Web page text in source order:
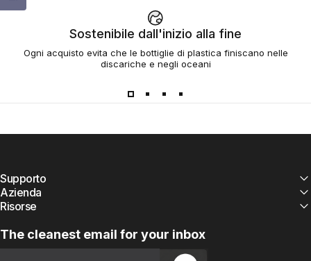
Sostenibile dall'inizio alla fine
Ogni acquisto evita che le bottiglie di plastica finiscano nelle
discariche e negli oceani
Supporto
Azienda
Risorse
The cleanest email for your inbox